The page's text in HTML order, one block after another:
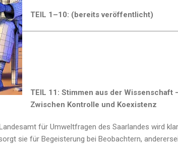
TEIL 1–10: (bereits veröffentlicht)
TEIL 11: Stimmen aus der Wissenschaft
Zwischen Kontrolle und Koexistenz
für Umweltfragen des Saarlandes wird
sie für Begeisterung bei Beobachtern,